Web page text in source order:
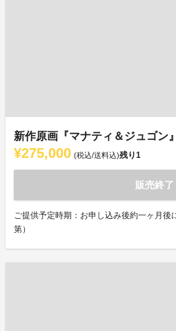
新作原画『マナティ＆ジュゴン』
¥275,000 (税込/送料込)残り1
販売終了
ご提供予定時期：お申し込み後約一ヶ月後
第）